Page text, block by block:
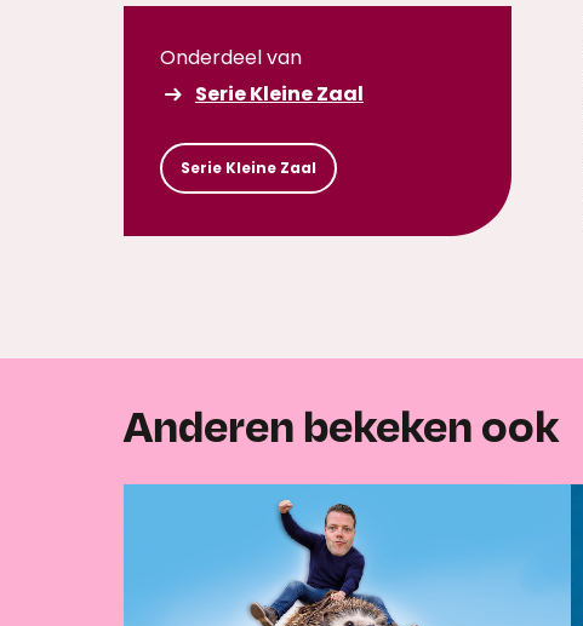
Onderdeel van
Serie Kleine Zaal
Serie Kleine Zaal
Anderen bekeken ook